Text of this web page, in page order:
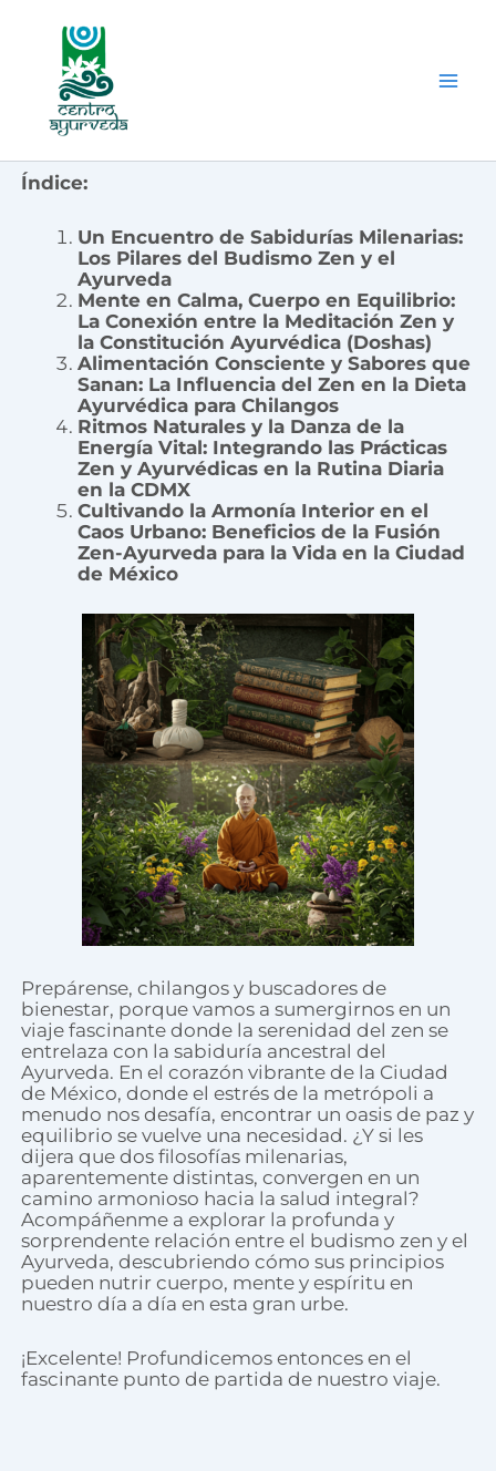
contenido
Índice:
Un Encuentro de Sabidurías Milenarias:
Los Pilares del Budismo Zen y el
Ayurveda
Mente en Calma, Cuerpo en Equilibrio:
La Conexión entre la Meditación Zen y
la Constitución Ayurvédica (Doshas)
Alimentación Consciente y Sabores que
Sanan: La Influencia del Zen en la Dieta
Ayurvédica para Chilangos
Ritmos Naturales y la Danza de la
Energía Vital: Integrando las Prácticas
Zen y Ayurvédicas en la Rutina Diaria
en la CDMX
Cultivando la Armonía Interior en el
Caos Urbano: Beneficios de la Fusión
Zen-Ayurveda para la Vida en la Ciudad
de México
Prepárense, chilangos y buscadores de
bienestar, porque vamos a sumergirnos en un
viaje fascinante donde la serenidad del zen se
entrelaza con la sabiduría ancestral del
Ayurveda. En el corazón vibrante de la Ciudad
de México, donde el estrés de la metrópoli a
menudo nos desafía, encontrar un oasis de paz y
equilibrio se vuelve una necesidad. ¿Y si les
dijera que dos filosofías milenarias,
aparentemente distintas, convergen en un
camino armonioso hacia la salud integral?
Acompáñenme a explorar la profunda y
sorprendente relación entre el budismo zen y el
Ayurveda, descubriendo cómo sus principios
pueden nutrir cuerpo, mente y espíritu en
nuestro día a día en esta gran urbe.
¡Excelente! Profundicemos entonces en el
fascinante punto de partida de nuestro viaje.